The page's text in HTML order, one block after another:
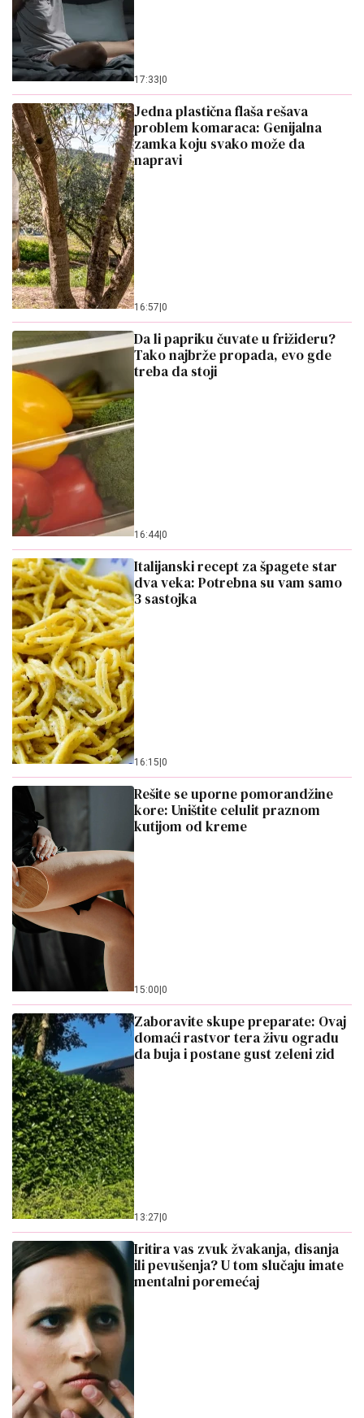
17:33 0
Jedna plastična flaša rešava
problem komaraca: Genijalna
zamka koju svako može da
napravi
16:57 0
Da li papriku čuvate u frižideru?
Tako najbrže propada, evo gde
treba da stoji
16:44 0
Italijanski recept za špagete star
dva veka: Potrebna su vam samo
3 sastojka
16:15 0
Rešite se uporne pomorandžine
kore: Uništite celulit praznom
kutijom od kreme
15:00 0
Zaboravite skupe preparate: Ovaj
domaći rastvor tera živu ogradu
da buja i postane gust zeleni zid
13:27 0
Iritira vas zvuk žvakanja, disanja
ili pevušenja? U tom slučaju imate
mentalni poremećaj